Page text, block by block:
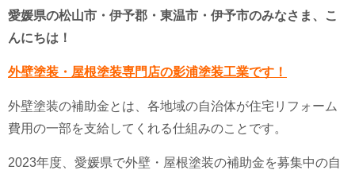
愛媛県の松山市・伊予郡・東温市・伊予市のみなさま、こ
んにちは！
外壁塗装・屋根塗装専門店の影浦塗装工業です！
外壁塗装の補助金とは、各地域の自治体が住宅リフォーム
費用の一部を支給してくれる仕組みのことです。
2023年度、愛媛県で外壁・屋根塗装の補助金を募集中の自